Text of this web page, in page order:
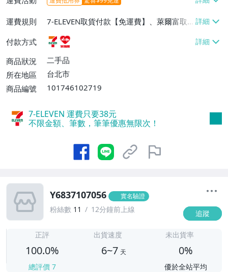
運費規則
7-ELEVEN取貨付款【免運費】、萊爾富取
貨付款【免運費】
付款方式
商品狀況
二手品
所在地區
台北市
商品編號
101746102719
7-ELEVEN 運費只要38元
不限金額、筆數，筆筆優惠無限次！
Y6837107056 實名驗證
粉絲數 11 12分鐘前上線 追蹤
正評
100.0%
總評價 7
出貨速度
6~7 天
未出貨率
0%
優於全站平均